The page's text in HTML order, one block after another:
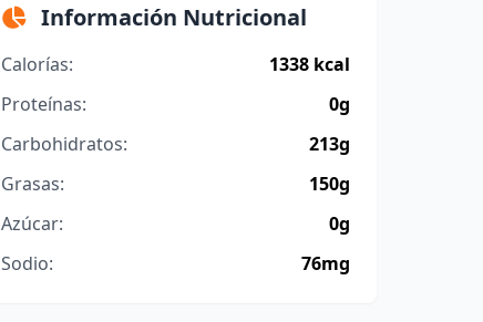
Información Nutricional
Calorías:
1338 kcal
Proteínas:
0g
Carbohidratos:
213g
Grasas:
150g
Azúcar:
0g
Sodio:
76mg